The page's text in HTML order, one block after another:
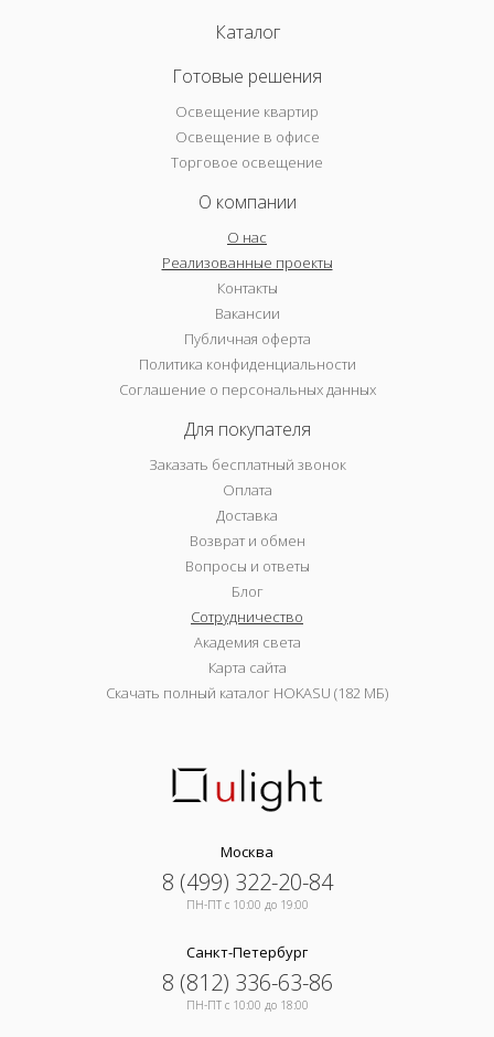
Каталог
Готовые решения
Освещение квартир
Освещение в офисе
Торговое освещение
О компании
О нас
Реализованные проекты
Контакты
Вакансии
Публичная оферта
Политика конфиденциальности
Соглашение о персональных данных
Для покупателя
Заказать бесплатный звонок
Оплата
Доставка
Возврат и обмен
Вопросы и ответы
Блог
Сотрудничество
Академия света
Карта сайта
Скачать полный каталог HOKASU (182 МБ)
Москва
8 (499) 322-20-84
ПН-ПТ c 10:00 до 19:00
Санкт-Петербург
8 (812) 336-63-86
ПН-ПТ c 10:00 до 18:00